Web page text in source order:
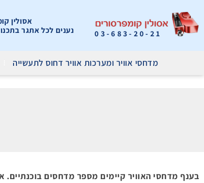
03-683-20-21
אסולין
נענים לכל אתגר
מדחסי אוויר ומערכות אוויר דחוס לתעשייה
בענף מדחסי האוויר קיימים מספר מדחסים בוכנתיים.